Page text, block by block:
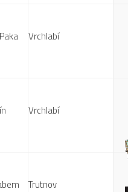
Vrchlabí
Vrchlabí
Trutnov